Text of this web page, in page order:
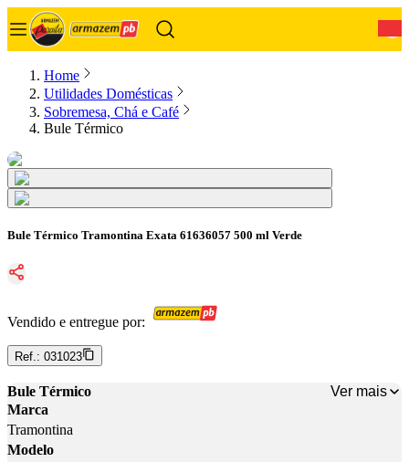
Home
Utilidades Domésticas
Sobremesa, Chá e Café
Bule Térmico
Bule Térmico Tramontina Exata 61636057 500 ml Verde
Vendido e entregue por:
Ref.: 031023
Bule Térmico
Ver mais
Marca
Tramontina
Modelo